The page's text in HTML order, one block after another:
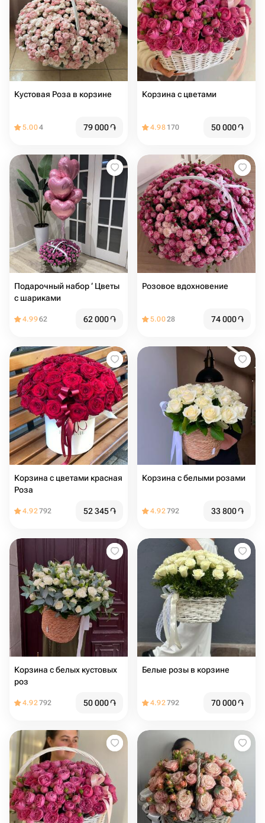
Кустовая Роза в корзине
5.004 79 000֏
Корзина с цветами
4.98 170 50 000֏
Подарочный набор ‘ Цветы
с шариками
4.9962 62 000֏
Розовое вдохновение
5.0028 74 000֏
Корзина с цветами красная
Роза
4.92792 52 345֏
Корзина с белыми розами
4.92792 33 800֏
Корзина с белых кустовых
роз
4.92792 50 000֏
Белые розы в корзине
4.92792 70 000֏